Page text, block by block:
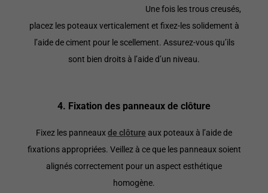
Une fois les trous creusés,
placez les poteaux verticalement et fixez-les solidement à
l’aide de ciment pour le scellement. Assurez-vous qu’ils
sont bien droits à l’aide d’un niveau.
4. Fixation des panneaux de clôture
Fixez les panneauxde clôture aux poteaux à l’aide de
fixations appropriées. Veillez à ce que les panneaux soient
alignés correctement pour un aspect esthétique
homogène.